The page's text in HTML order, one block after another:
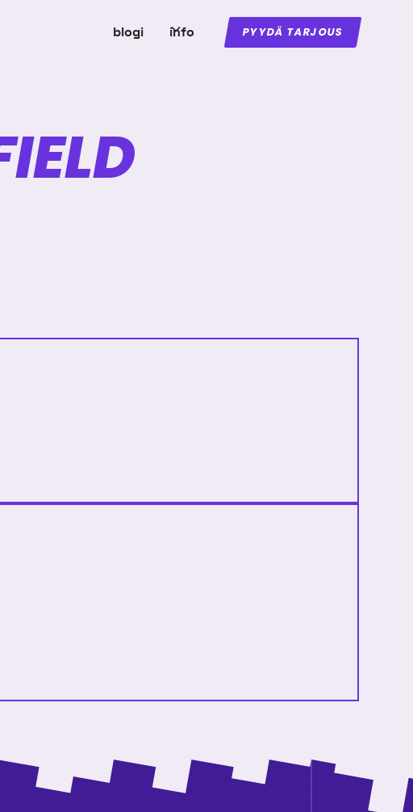
blogi info PYYDÄ TARJOUS